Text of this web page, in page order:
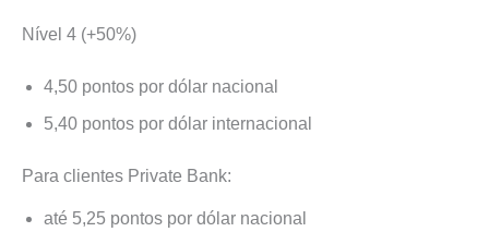
Nível 4 (+50%)
4,50 pontos por dólar nacional
5,40 pontos por dólar internacional
Para clientes Private Bank:
até 5,25 pontos por dólar nacional